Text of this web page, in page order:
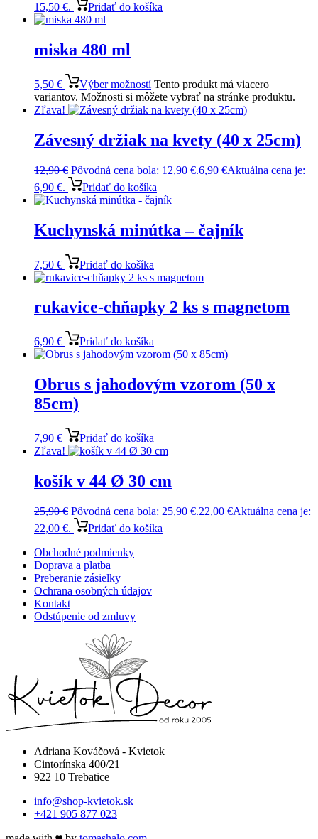
15,50 €.
Pridať do košíka
miska 480 ml
5,50 € Výber možností Tento produkt má viacero
variantov. Možnosti si môžete vybrať na stránke produktu.
Zľava!
Závesný držiak na kvety (40 x 25cm)
12,90€ Pôvodná cena bola: 12,90 €.6,90 €Aktuálna cena je:
6,90 €.
Pridať do košíka
Kuchynská minútka – čajník
7,50 € Pridať do košíka
rukavice-chňapky 2 ks s magnetom
6,90 € Pridať do košíka
Obrus s jahodovým vzorom (50 x
85cm)
7,90 €
Pridať do košíka
Zľava!
košík v 44 Ø 30 cm
25,90€ Pôvodná cena bola: 25,90 €.22,00 €Aktuálna cena je:
22,00 €.
Pridať do košíka
Obchodné podmienky
Doprava a platba
Preberanie zásielky
Ochrana osobných údajov
Kontakt
Odstúpenie od zmluvy
Adriana Kováčová - Kvietok
Cintorínska 400/21
922 10 Trebatice
info@shop-kvietok.sk
+421 905 877 023